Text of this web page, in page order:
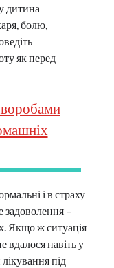
дитина
болю,
як перед
і в страху
задоволення –
Якщо ж ситуація
вдалося навіть у
під